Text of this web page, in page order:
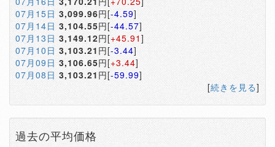
07月15日 3,099.96円[-4.59]
07月14日 3,104.55円[-44.57]
07月13日 3,149.12円[+45.91 ]
07月10日 3,103.21円[-3.44]
07月09日 3,106.65円[+3.44]
07月08日 3,103.21 円[-59.99]
[続きを見る]
過去の平均価格